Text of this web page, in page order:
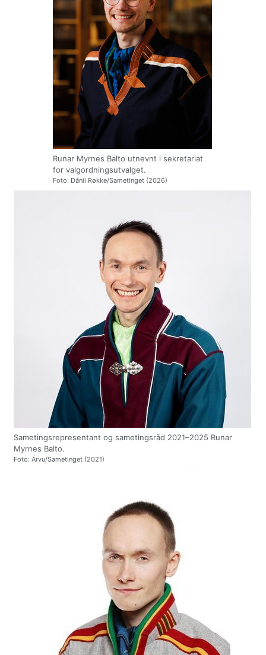
Runar Myrnes Balto utnevnt i sekretariat
for valgordningsutvalget.
Foto: Dánil Røkke/Sametinget (2026)
Sametingsrepresentant og sametingsråd 2021–2025 Runar
Myrnes Balto.
Foto: Árvu/Sametinget (2021)